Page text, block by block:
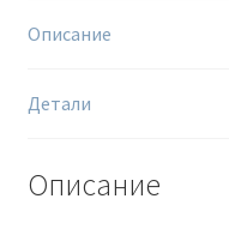
Описание
Детали
Описание